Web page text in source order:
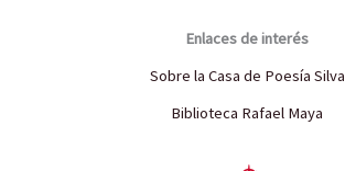
Enlaces de interés
Sobre la Casa de Poesía Silva
Biblioteca Rafael Maya